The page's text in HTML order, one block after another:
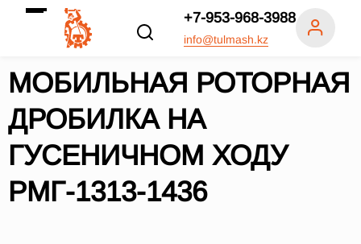
+7-953-968-3988
info@tulmash.kz
МОБИЛЬНАЯ РОТОРНАЯ
ДРОБИЛКА НА
ГУСЕНИЧНОМ ХОДУ
РМГ-1313-1436